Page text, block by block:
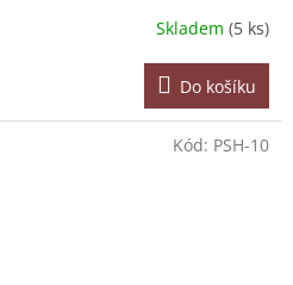
Skladem (5 ks)
Do košíku
Kód: PSH-10